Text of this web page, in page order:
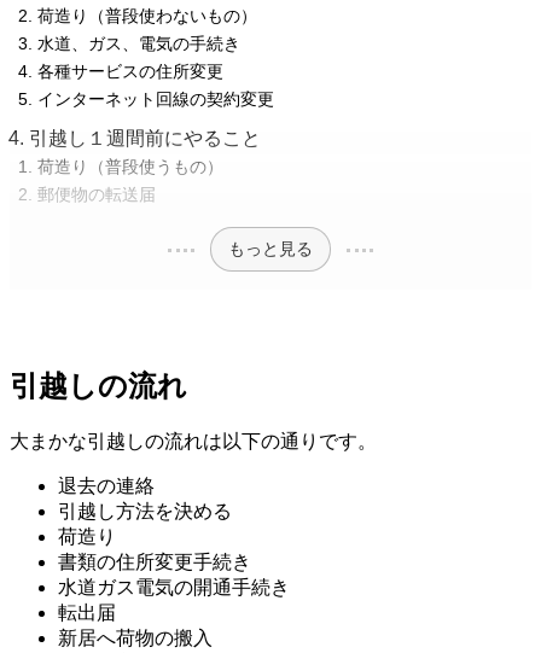
荷造り（普段使わないもの）
水道、ガス、電気の手続き
各種サービスの住所変更
インターネット回線の契約変更
引越し１週間前にやること
荷造り（普段使うもの）
郵便物の転送届
もっと見る
引越しの流れ
大まかな引越しの流れは以下の通りです。
退去の連絡
引越し方法を決める
荷造り
書類の住所変更手続き
水道ガス電気の開通手続き
転出届
新居へ荷物の搬入